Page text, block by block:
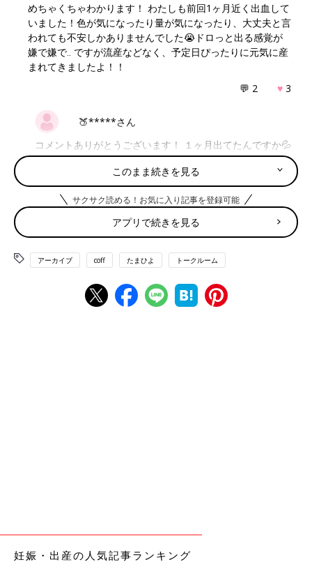
めちゃくちゃわかります！ わたしも前回1ヶ月近く出血して
いました！色が気になったり量が気になったり、大丈夫と言
われても不安しかありませんでした😭ドロっと出る感覚が
嫌で嫌で‥ ですが流産などなく、予定日ぴったりに元気に産
まれてきましたよ！！
💬 2 ♥ 3
🍑*****さん
コメントありがとうございます！ １ヶ月出てたんですか💦
茶おりもでてましたか？ 私たまにきゅーとする腹痛もある
ので余計心配で😢 大丈夫って言われても気になって仕方
ないですよね😥 出産されたんですね😊おめでとうござい
ます🎉 大丈夫って信じます😭😭
♥
お*****さん
茶色も、鮮血も、褐色のも全部ありました😭不安で検査に
行っても何も問題ないと言われて、でも不安なんだよう！
と毎日メンタルジェットコースターでした😢 なのでお気
🍑*****さん
コメントありがとうございます！ 2回も出たんですか？！
このまま続きを見る
サクサク読める！お気に入り記事を登録可能
アプリで続きを見る
アーカイブ coff たまひよ トークルーム
妊娠・出産の人気記事ランキング